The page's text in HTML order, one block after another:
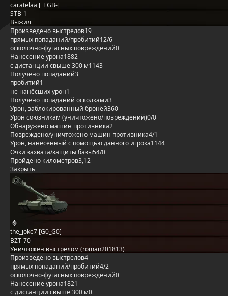
caratelaa [_TGB-]
STB-1
Выжил
Произведено выстрелов19
прямых попаданий/пробитий12/6
осколочно-фугасных повреждений0
Нанесение урона1882
с дистанции свыше 300 м1143
Получено попаданий3
пробитий1
не нанёсших урон1
Получено попаданий осколками3
Урон, заблокированный бронёй360
Урон союзникам (уничтожено/повреждений)0/0
Обнаружено машин противника2
Повреждено/уничтожено машин противника4/1
Урон, нанесённый с помощью данного игрока1144
Очки захвата/защиты базы54/0
Пройдено километров3,12
Закрыть
the_joke7 [G0_G0]
BZT-70
Уничтожен выстрелом (roman201813)
Произведено выстрелов4
прямых попаданий/пробитий4/2
осколочно-фугасных повреждений0
Нанесение урона1821
с дистанции свыше 300 м0